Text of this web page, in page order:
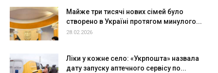
Майже три тисячі нових сімей було
створено в Україні протягом минулого...
28.02.2026
Ліки у кожне село: «Укрпошта» назвала
дату запуску аптечного сервісу по...